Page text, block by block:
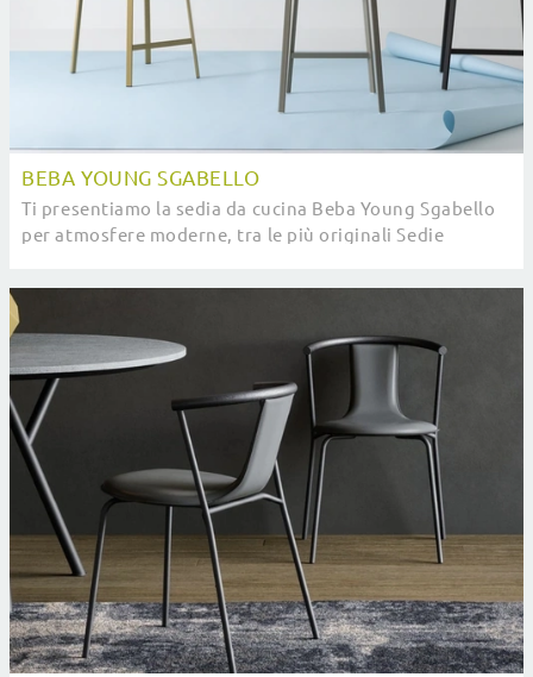
BEBA YOUNG SGABELLO
Ti presentiamo la sedia da cucina Beba Young Sgabello
per atmosfere moderne, tra le più originali Sedie